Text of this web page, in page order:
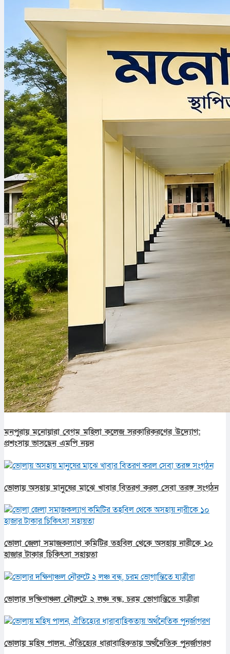
মনপুরায় মনোয়ারা বেগম মহিলা কলেজ সরকারিকরণের উদ্যোগ:
প্রশংসায় ভাসছেন এমপি নয়ন
ভোলায় অসহায় মানুষের মাঝে খাবার বিতরণ করল সেবা তরঙ্গ সংগঠন
ভোলা জেলা সমাজকল্যাণ কমিটির তহবিল থেকে অসহায় নারীকে ১০
হাজার টাকার চিকিৎসা সহায়তা
ভোলার দক্ষিণাঞ্চল নৌরুটে ২ লঞ্চ বন্ধ, চরম ভোগান্তিতে যাত্রীরা
ভোলায় মহিষ পালন, ঐতিহ্যের ধারাবাহিকতায় অর্থনৈতিক পুনর্জাগরণ